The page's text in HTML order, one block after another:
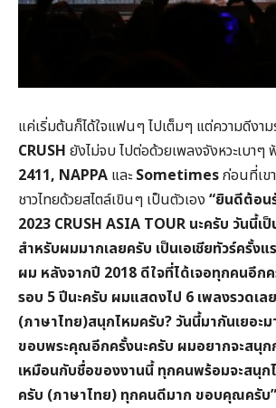
แค่เริ่มต้นก็ได้ใจแฟนๆ ไปเต็มๆ แต่ความดีงา
CRUSH ยังไม่จบ ไปต่อด้วยเพลงจังหวะเบาๆ
2411, NAPPA และSometimesก่อนที่เข
ชาวไทยด้วยสไตล์เขินๆ เป็นตัวเอง “ยินดีต้อน
2023 CRUSH ASIA TOUR นะครับ วันนี้เ
สำหรับผมมากเลยครับ เป็นเอเชียทัวร์ครั้ง
ผม หลังจากปี 2018 ดีใจที่ได้เจอทุกคนอีก
รอบ 5 ปีนะครับ ผมแสดงไป 6 เพลงรวดเล
(ภาษาไทย)สนุกไหมครับ? วันนี้มากันเยอะม
ขอบพระคุณอีกครั้งนะครับ ผมอยากจะสนุก
เหมือนกับชื่อของงานนี้ ทุกคนพร้อมจะสนุ
ครับ (ภาษาไทย) ทุกคนดีมาก ขอบคุณครับ”